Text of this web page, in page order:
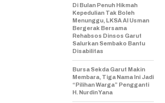
Di Bulan Penuh Hikmah
Kepedulian Tak Boleh
Menunggu, LKSA Al Usman
Bergerak Bersama
Rehabsos Dinsos Garut
Salurkan Sembako Bantu
Disabilitas
Bursa Sekda Garut Makin
Membara, Tiga Nama Ini Jadi
“Pilihan Warga” Pengganti
H. Nurdin Yana